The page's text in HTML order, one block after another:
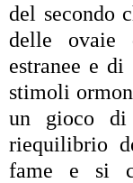
del secondo
delle ovaie
estranee e
stimoli
un gioco di
riequilibrio
fame e si